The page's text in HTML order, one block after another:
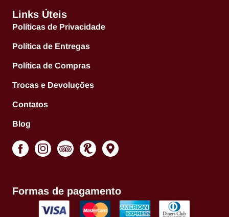
Links Úteis
Políticas de Privacidade
Política de Entregas
Política de Compras
Trocas e Devoluções
Contatos
Blog
Formas de pagamento